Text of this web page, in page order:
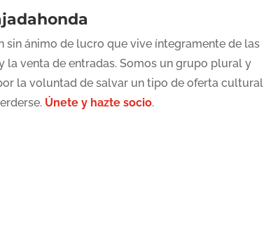
sin ánimo de lucro que vive íntegramente de las
la venta de entradas. Somos un grupo plural y
la voluntad de salvar un tipo de oferta cultural
Únete y hazte socio.